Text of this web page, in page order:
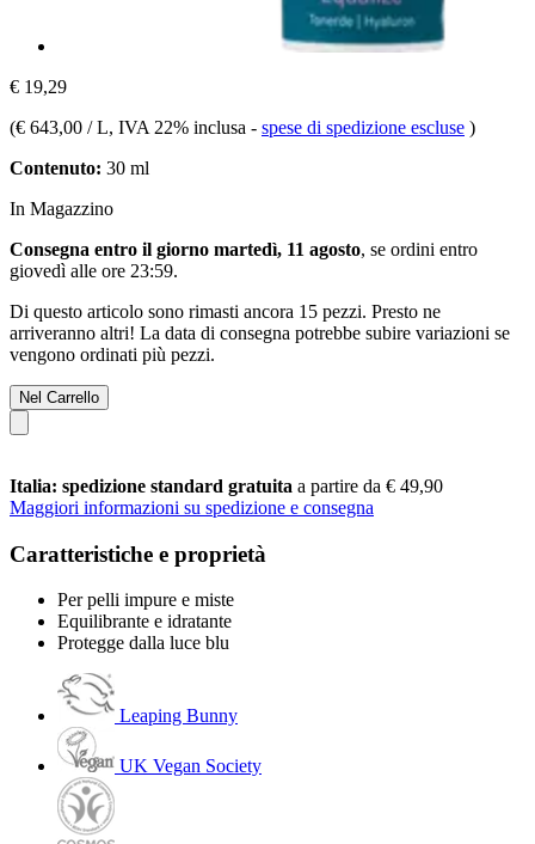
€ 19,29
(€ 643,00 / L, IVA 22% inclusa - spese di spedizione escluse )
Contenuto: 30 ml
In Magazzino
Consegna entro il giorno martedì, 11 agosto, se ordini entro
giovedì alle ore 23:59.
Di questo articolo sono rimasti ancora 15 pezzi. Presto ne
arriveranno altri! La data di consegna potrebbe subire variazioni se
vengono ordinati più pezzi.
Nel Carrello
Italia: spedizione standard gratuita a partire da € 49,90
Maggiori informazioni su spedizione e consegna
Caratteristiche e proprietà
Per pelli impure e miste
Equilibrante e idratante
Protegge dalla luce blu
Leaping Bunny
UK Vegan Society